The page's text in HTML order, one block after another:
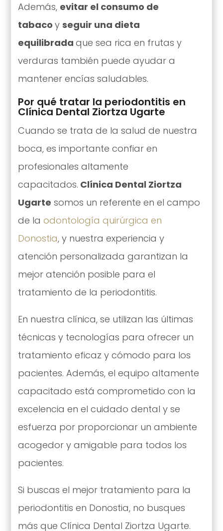
Además, evitar el consumo de
tabaco y seguir una dieta
equilibrada que sea rica en frutas y
verduras también puede ayudar a
mantener encías saludables.
Por qué tratar la periodontitis en
Clínica Dental Ziortza Ugarte
Cuando se trata de la salud de nuestra
boca, es importante confiar en
profesionales altamente
capacitados. Clínica Dental Ziortza
Ugarte somos un referente en el campo
de la odontología quirúrgica en
Donostia, y nuestra experiencia y
atención personalizada garantizan la
mejor atención posible para el
tratamiento de la periodontitis.
En nuestra clínica, se utilizan las últimas
técnicas y tecnologías para ofrecer un
tratamiento eficaz y cómodo para los
pacientes. Además, el equipo altamente
capacitado está comprometido con la
excelencia en el cuidado dental y se
esfuerza por proporcionar un ambiente
acogedor y amigable para todos los
pacientes.
Si buscas el mejor tratamiento para la
periodontitis en Donostia, no busques
más que Clínica Dental Ziortza Ugarte.